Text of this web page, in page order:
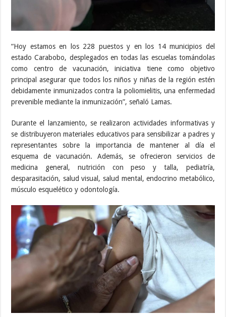
“Hoy estamos en los 228 puestos y en los 14 municipios del
estado Carabobo, desplegados en todas las escuelas tomándolas
como centro de vacunación, iniciativa tiene como objetivo
principal asegurar que todos los niños y niñas de la región estén
debidamente inmunizados contra la poliomielitis, una enfermedad
prevenible mediante la inmunización”, señaló Lamas.
Durante el lanzamiento, se realizaron actividades informativas y
se distribuyeron materiales educativos para sensibilizar a padres y
representantes sobre la importancia de mantener al día el
esquema de vacunación. Además, se ofrecieron servicios de
medicina general, nutrición con peso y talla, pediatría,
desparasitación, salud visual, salud mental, endocrino metabólico,
músculo esquelético y odontología.